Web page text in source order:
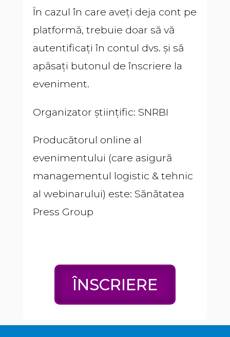
În cazul în care aveți deja cont pe
platformă, trebuie doar să vă
autentificați în contul dvs. și să
apăsați butonul de înscriere la
eveniment.
Organizator științific: SNRBI
Producătorul online al
evenimentului (care asigură
managementul logistic & tehnic
al webinarului) este: Sănătatea
Press Group
ÎNSCRIERE